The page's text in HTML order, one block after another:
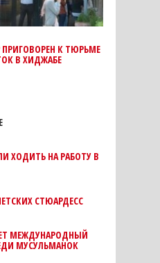
К ТЮРЬМЕ
В ХИДЖАБЕ
ХОДИТЬ НА РАБОТУ В
СТЮАРДЕСС
МЕЖДУНАРОДНЫЙ
МУСУЛЬМАНОК